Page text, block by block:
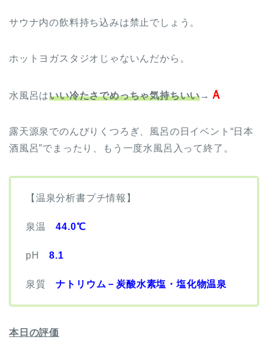
サウナ内の飲料持ち込みは禁止でしょう。
ホットヨガスタジオじゃないんだから。
水風呂はいい冷たさでめっちゃ気持ちいい→ Ａ
露天源泉でのんびりくつろぎ、風呂の日イベント“日本
酒風呂”でまったり、もう一度水風呂入って終了。
【温泉分析書プチ情報】
泉温44.0℃
pH8.1
泉質ナトリウム－炭酸水素塩・塩化物温泉
本日の評価